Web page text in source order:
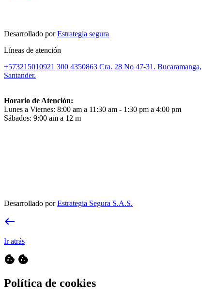
Desarrollado porEstrategia segura
Líneas de atención
+573215010921 300 4350863 Cra. 28 No 47-31. Bucaramanga,
Santander.
Horario de Atención:
Lunes a Viernes: 8:00 am a 11:30 am - 1:30 pm a 4:00 pm
Sábados: 9:00 am a 12 m
Desarrollado porEstrategia Segura S.A.S.
west
Ir atrás
cookie cookie
Política de cookies